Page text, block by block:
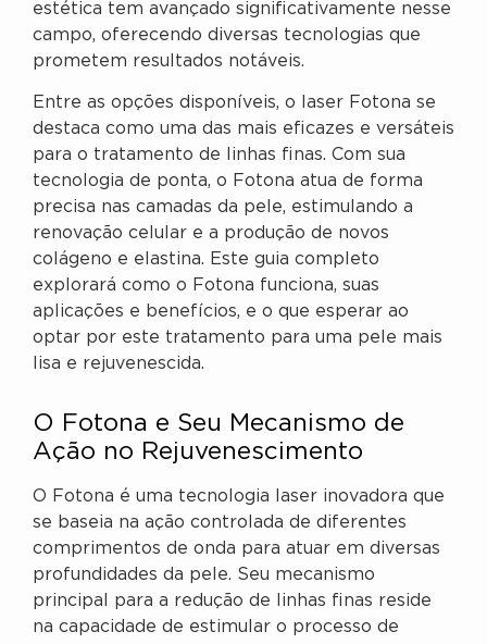
estética tem avançado significativamente nesse
campo, oferecendo diversas tecnologias que
prometem resultados notáveis.
Entre as opções disponíveis, o laser Fotona se
destaca como uma das mais eficazes e versáteis
para o tratamento de linhas finas. Com sua
tecnologia de ponta, o Fotona atua de forma
precisa nas camadas da pele, estimulando a
renovação celular e a produção de novos
colágeno e elastina. Este guia completo
explorará como o Fotona funciona, suas
aplicações e benefícios, e o que esperar ao
optar por este tratamento para uma pele mais
lisa e rejuvenescida.
O Fotona e Seu Mecanismo de
Ação no Rejuvenescimento
O Fotona é uma tecnologia laser inovadora que
se baseia na ação controlada de diferentes
comprimentos de onda para atuar em diversas
profundidades da pele. Seu mecanismo
principal para a redução de linhas finas reside
na capacidade de estimular o processo de